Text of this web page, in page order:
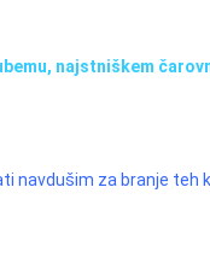
najstniškem
navdušim za branje teh